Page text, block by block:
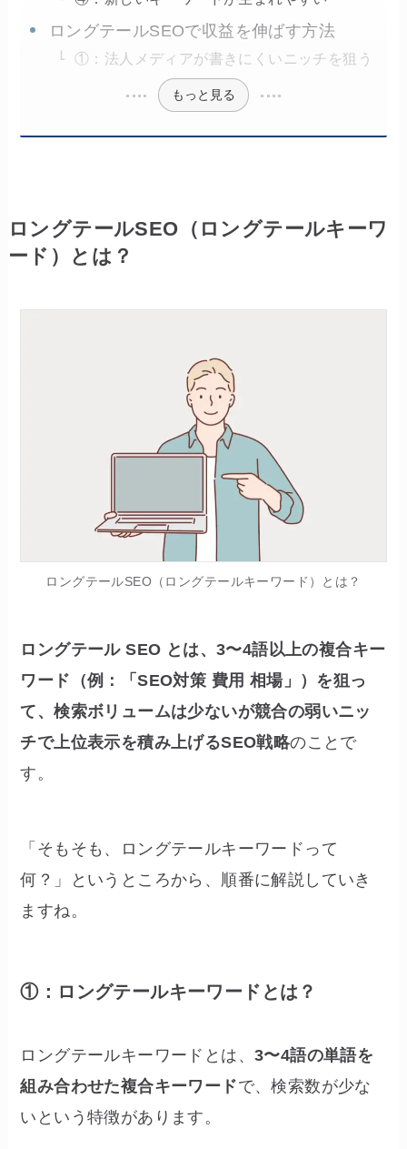
ロングテールSEOで収益を伸ばす方法
①：法人メディアが書きにくいニッチを狙う
もっと見る
ロングテールSEO（ロングテールキーワ
ード）とは？
ロングテールSEO（ロングテールキーワード）とは？
ロングテール SEO とは、3〜4語以上の複合キー
ワード（例：「SEO対策 費用 相場」）を狙っ
て、検索ボリュームは少ないが競合の弱いニッ
チで上位表示を積み上げるSEO戦略のことで
す。
「そもそも、ロングテールキーワードって
何？」というところから、順番に解説していき
ますね。
①：ロングテールキーワードとは？
ロングテールキーワードとは、3〜4語の単語を
組み合わせた複合キーワードで、検索数が少な
いという特徴があります。